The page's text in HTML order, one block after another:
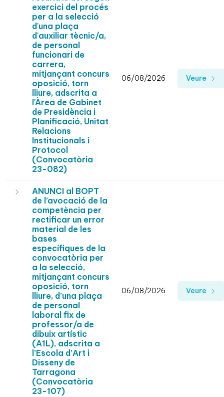
exercici del procés
per a la selecció
d'una plaça
d'auxiliar tècnic/a,
de personal
funcionari de
carrera,
mitjançant concurs
oposició, torn
lliure, adscrita a
l'Àrea de Gabinet
de Presidència i
Planificació, Unitat
Relacions
Institucionals i
Protocol
(Convocatòria
23-082)
06/08/2026 Veure
ANUNCI al BOPT
de l’avocació de la
competència per
rectificar un error
material de les
bases
específiques de la
convocatòria per
a la selecció,
mitjançant concurs
oposició, torn
lliure, d’una plaça
de personal
laboral fix de
professor/a de
dibuix artístic
(A1L), adscrita a
l’Escola d’Art i
Disseny de
Tarragona
(Convocatòria
23-107)
06/08/2026 Veure